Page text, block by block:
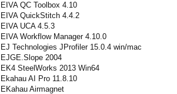
EIVA QC Toolbox 4.10
EIVA QuickStitch 4.4.2
EIVA UCA 4.5.3
EIVA Workflow Manager 4.10.0
EJ Technologies JProfiler 15.0.4 win/mac
EJGE.Slope 2004
EK4 SteelWorks 2013 Win64
Ekahau AI Pro 11.8.10
EKahau Airmagnet